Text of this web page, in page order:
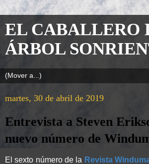
EL CABALLERO
ÁRBOL
martes, 30 de abril de 2019
Entrevista a Steven
nuevo número de
El sexto número de la Revista